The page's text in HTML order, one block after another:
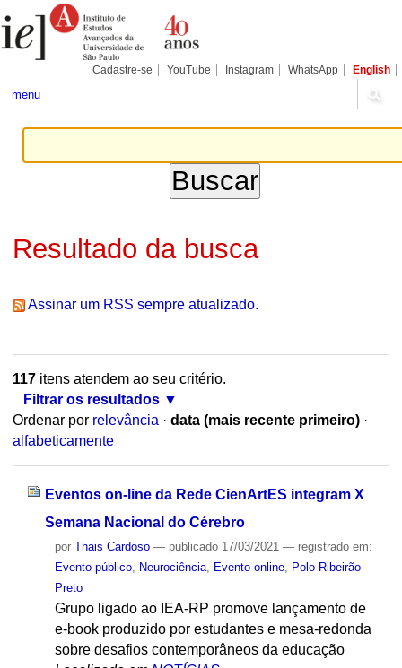
para
conteúdo.
Pessoais
Cadastre-se YouTube Instagram WhatsApp English
menu
Resultado da busca
Assinar um RSS sempre atualizado.
117itens atendem ao seu critério.
Filtrar os resultados
Ordenar por relevância · data (mais recente primeiro) ·
alfabeticamente
Eventos on-line da Rede CienArtES integram X
Semana Nacional do Cérebro
por Thais Cardoso — publicado17/03/2021 — registrado em:
Evento público, Neurociência, Evento online,
Polo Ribeirão
Preto
Grupo ligado ao IEA-RP promove lançamento de
e-book produzido por estudantes e mesa-redonda
sobre desafios contemporâneos da educação